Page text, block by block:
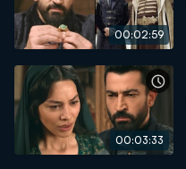
00:02:59
00:03:33